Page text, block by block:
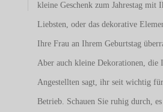
kleine Geschenk zum Jahrestag mit
Liebsten, oder das dekorative
Ihre Frau an Ihrem Geburtstag
Aber auch kleine Dekorationen, die
Angestellten sagt, ihr seit wichtig
Betrieb. Schauen Sie ruhig durch,